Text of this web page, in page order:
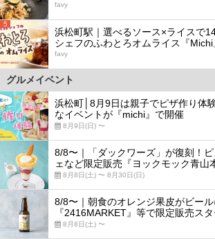
favy
5
浜松町駅｜選べるソース×ライスで
シェフのふわとろオムライス『Michi
favy
グルメイベント
浜松町│8月9日は親子でピザ作り体
なイベントが『michi』で開催
8月9日(日) 〜
8/8〜｜「ダックワーズ」が復刻！
ェなど限定販売『ヨックモック青山
8月8日(土) 〜 8月30日(日)
8/8〜｜朝食のオレンジ果皮がビー
『2416MARKET』等で限定販売スタ
8月8日(土) 〜